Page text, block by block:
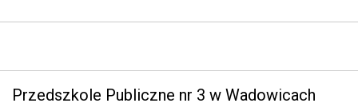
Przedszkole Publiczne nr 3 w Wadowicach